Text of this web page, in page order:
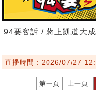
94要客訴 / 蔣上凱道大
直播時間：2026/07/27
第一頁 上一頁